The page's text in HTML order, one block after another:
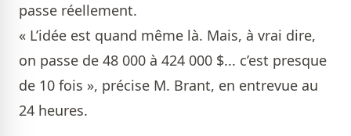
passe réellement.
« L’idée est quand même là. Mais, à vrai dire,
on passe de 48 000 à 424 000 $... c’est presque
de 10 fois », précise M. Brant, en entrevue au
24 heures.